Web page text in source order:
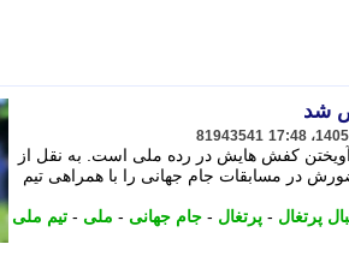
شد
81943541
آویختن کفش هایش در رده ملی است. به نقل از
در مسابقات جام جهانی را با همراهی تیم
پرتغال - پرتغال - جام جهانی - ملی - تیم ملی